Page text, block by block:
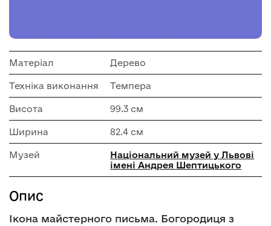
Матеріал Дерево
Техніка виконання Темпера
Висота 99.3 см
Ширина 82.4 см
Музей
Національний музей у Львові
імені Андрея Шептицького
Опис
Ікона майстерного письма. Богородиця з